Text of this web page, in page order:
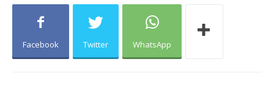
Facebook Twitter WhatsApp